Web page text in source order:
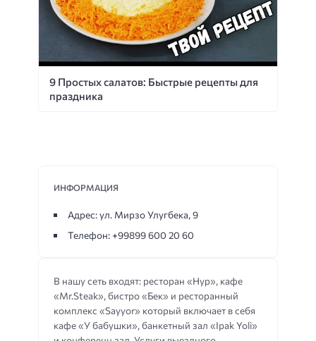
9 Простых салатов: Быстрые рецепты для
праздника
В нашу сеть входят: ресторан «Нур», кафе
«Mr.Steak», бистро «Бек» и ресторанный
комплекс «Sayyor» который включает в себя
кафе «У бабушки», банкетный зал «Ipak Yoli»
ИНФОРМАЦИЯ
Адрес: ул. Мирзо Улугбека, 9
Телефон: +99899 600 20 60